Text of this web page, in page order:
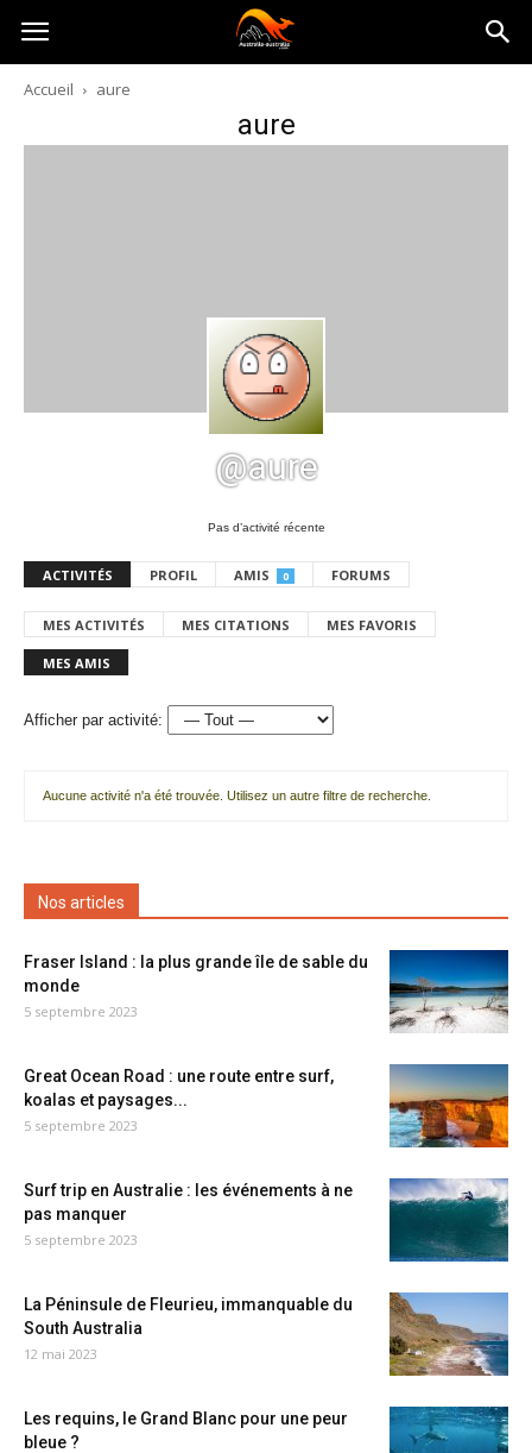
Australia-
australie.com
Accueil aure
aure
@aure
Pas d’activité récente
ACTIVITÉS PROFIL AMIS 0 FORUMS
MES ACTIVITÉS MES CITATIONS MES FAVORIS
MES AMIS
Afficher par activité:
Aucune activité n'a été trouvée. Utilisez un autre filtre de recherche.
Nos articles
Fraser Island : la plus grande île de sable du
monde
5 septembre 2023
Great Ocean Road : une route entre surf,
koalas et paysages...
5 septembre 2023
Surf trip en Australie : les événements à ne
pas manquer
5 septembre 2023
La Péninsule de Fleurieu, immanquable du
South Australia
12 mai 2023
Les requins, le Grand Blanc pour une peur
bleue ?